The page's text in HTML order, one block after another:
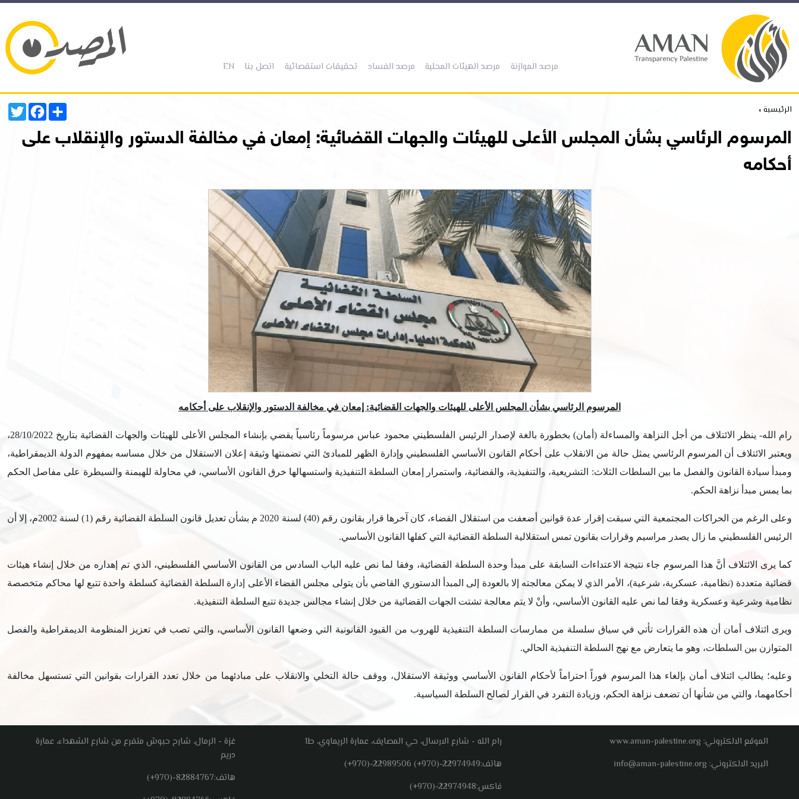
مرصد الموازنة مرصد الهيئات المحلية
(current) مرصد الفساد
(current) تحقيقات استقصائية اتصل بنا
(current)
EN
الرئيسية » FacebookShare
المرسوم الرئاسي بشأن المجلس الأعلى للهيئات والجهات القضائية: إمعان في مخالفة الدستور والإنقلاب على
أحكامه
المرسوم الرئاسي بشأن المجلس الأعلى للهيئات والجهات القضائية: إمعان في مخالفة الدستور والإنقلاب على أحكامه
رام الله- ينظر الائتلاف من أجل النزاهة والمساءلة (أمان) بخطورة بالغة لإصدار الرئيس الفلسطيني محمود عباس مرسوماً رئاسياً يقضي بإنشاء المجلس الأعلى للهيئات والجهات القضائية بتاريخ 28/10/2022،
ويعتبر الائتلاف أن المرسوم الرئاسي يمثل حالة من الانقلاب على أحكام القانون الأساسي الفلسطيني وإدارة الظهر للمبادئ التي تضمنتها وثيقة إعلان الاستقلال من خلال مساسه بمفهوم الدولة الديمقراطية،
ومبدأ سيادة القانون والفصل ما بين السلطات الثلاث: التشريعية، والتنفيذية، والقضائية، واستمرار إمعان السلطة التنفيذية واستسهالها خرق القانون الأساسي، في محاولة للهيمنة والسيطرة على مفاصل الحكم
بما يمس مبدأ نزاهة الحكم.
وعلى الرغم من الحراكات المجتمعية التي سبقت إقرار عدة قوانين أضعفت من استقلال القضاء، كان آخرها قرار بقانون رقم (40) لسنة 2020 م بشأن تعديل قانون السلطة القضائية رقم (1) لسنة 2002م، إلا أن
الرئيس الفلسطيني ما زال يصدر مراسيم وقرارات بقانون تمس استقلالية السلطة القضائية التي كفلها القانون الأساسي.
كما يرى الائتلاف أنَّ هذا المرسوم جاء نتيجة الاعتداءات السابقة على مبدأ وحدة السلطة القضائية، وفقا لما نص عليه الباب السادس من القانون الأساسي الفلسطيني، الذي تم إهداره من خلال إنشاء هيئات
قضائية متعددة (نظامية، عسكرية، شرعية)، الأمر الذي لا يمكن معالجته إلا بالعودة إلى المبدأ الدستوري القاضي بأن يتولى مجلس القضاء الأعلى إدارة السلطة القضائية كسلطة واحدة تتبع لها محاكم متخصصة
نظامية وشرعية وعسكرية وفقا لما نص عليه القانون الأساسي، وأنْ لا يتم معالجة تشتت الجهات القضائية من خلال إنشاء مجالس جديدة تتبع السلطة التنفيذية.
ويرى ائتلاف أمان أن هذه القرارات تأتي في سياق سلسلة من ممارسات السلطة التنفيذية للهروب من القيود القانونية التي وضعها القانون الأساسي، والتي تصب في تعزيز المنظومة الديمقراطية والفصل
المتوازن بين السلطات، وهو ما يتعارض مع نهج السلطة التنفيذية الحالي.
وعليه؛ يطالب ائتلاف أمان بإلغاء هذا المرسوم فوراً احتراماً لأحكام القانون الأساسي ووثيقة الاستقلال، ووقف حالة التخلي والانقلاب على مبادئهما من خلال تعدد القرارات بقوانين التي تستسهل مخالفة
أحكامهما، والتي من شأنها أن تضعف نزاهة الحكم، وزيادة التفرد في القرار لصالح السلطة السياسية.
الموقع الالكتروني: www.aman-palestine.org
البريد الالكتروني: info@aman-palestine.org
رام الله - شارع الارسال، حي المصايف، عمارة الريماوي، ط1
هاتف:(+970)-22989506 (+970)-22974949
فاكس:(+970)-22974948
غزة - الرمال، شارح حبوش متفرع من شارع الشهداء، عمارة
دريم
هاتف:(+970)-82884767